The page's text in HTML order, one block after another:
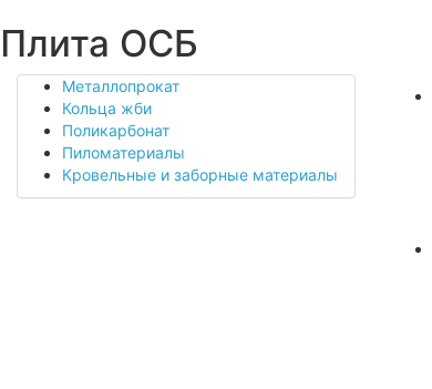
Плита ОСБ
Металлопрокат
Кольца жби
Поликарбонат
Пиломатериалы
Кровельные и заборные материалы